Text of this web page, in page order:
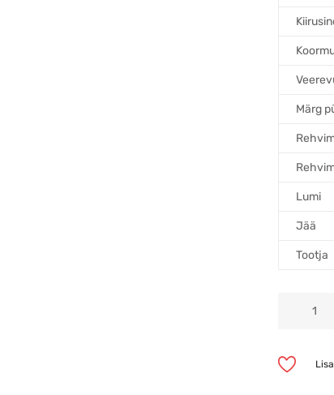
Märg
Lumi
Jää
Tootja